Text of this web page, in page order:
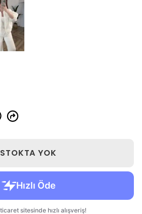
STOKTA YOK